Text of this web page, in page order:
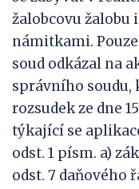
žalobcovu
námitkami.
soud odkázal na
správního
rozsudek ze dne
týkající se
odst. 1 písm. a)
odst. 7 daňového